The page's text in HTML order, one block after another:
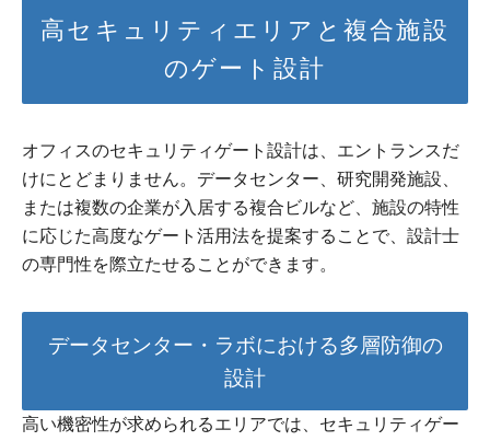
高セキュリティエリアと複合施設
のゲート設計
オフィスのセキュリティゲート設計は、エントランスだ
けにとどまりません。データセンター、研究開発施設、
または複数の企業が入居する複合ビルなど、施設の特性
に応じた高度なゲート活用法を提案することで、設計士
の専門性を際立たせることができます。
データセンター・ラボにおける多層防御の
設計
高い機密性が求められるエリアでは、セキュリティゲー